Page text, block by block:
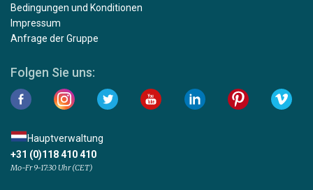
Bedingungen und Konditionen
Impressum
Anfrage der Gruppe
Folgen Sie uns:
Hauptverwaltung
+31 (0)118 410 410
Mo-Fr 9-17:30 Uhr (CET)